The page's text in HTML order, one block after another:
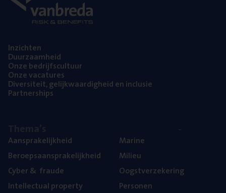
Inzich­ten
Duur­zaam­heid
Onze bedrijfs­cul­tuur
Onze vaca­tu­res
Diver­si­teit, gelijk­waar­dig­heid en inclusie
Part­ner­ships
Aan­spra­ke­lijk­heid
Beroeps­aan­spra­ke­lijk­heid
Cyber& fraude
Intel­lec­tu­al property
Mari­ne
Mili­eu
Oogst­ver­ze­ke­ring
Per­so­nen